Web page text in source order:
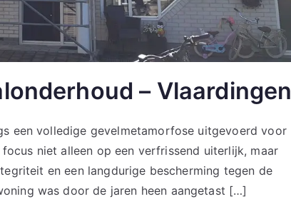
– Vlaardingen
een volledige gevelmetamorfose uitgevoerd voor
niet alleen op een verfrissend uiterlijk, maar
en een langdurige bescherming tegen de
was door de jaren heen aangetast […]